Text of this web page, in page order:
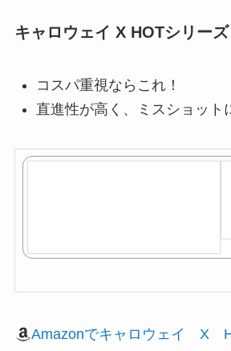
キャロウェイ X HOTシリーズ
コスパ重視ならこれ！
直進性が高く、ミスショット
Amazonでキャロウェイ X